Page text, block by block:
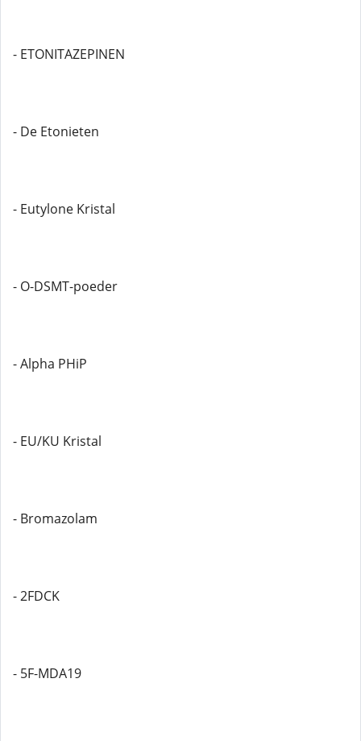
- ETONITAZEPINEN
- De Etonieten
- Eutylone Kristal
- O-DSMT-poeder
- Alpha PHiP
- EU/KU Kristal
- Bromazolam
- 2FDCK
- 5F-MDA19